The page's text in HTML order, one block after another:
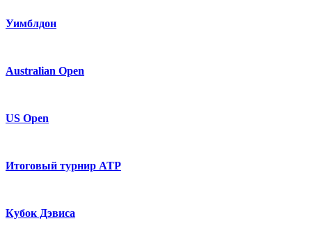
Уимблдон
Australian Open
US Open
Итоговый турнир ATP
Кубок Дэвиса